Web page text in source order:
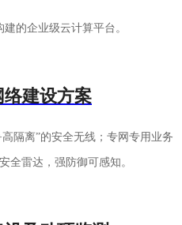
的企业级云计算平台。
建设方案
隔离”的安全无线；专网专用业务
全雷达，强防御可感知。